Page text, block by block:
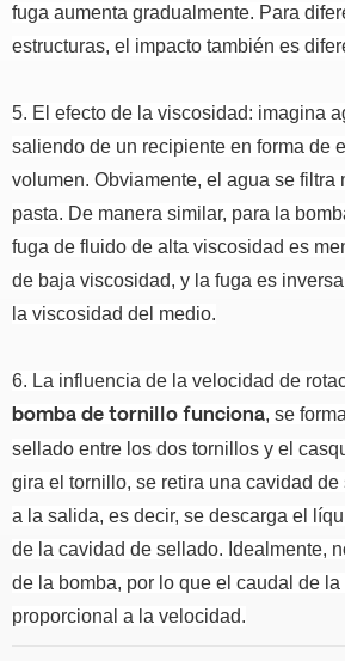
fuga aumenta gradualmente. Para
estructuras, el impacto también es
5. El efecto de la viscosidad: imagina
saliendo de un recipiente en forma de
volumen. Obviamente, el agua se filtra
pasta. De manera similar, para la
fuga de fluido de alta viscosidad es
de baja viscosidad, y la fuga es
la viscosidad del medio.
6. La influencia de la velocidad de
bomba de tornillo funciona, se
sellado entre los dos tornillos y el
gira el tornillo, se retira una cavidad
a la salida, es decir, se descarga el
de la cavidad de sellado. Idealmente,
de la bomba, por lo que el caudal de la
proporcional a la velocidad.